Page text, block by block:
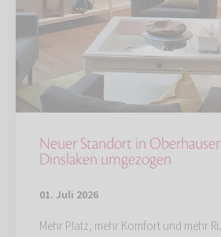
Neuer Standort in
Dinslaken umgezogen
01. Juli 2026
Mehr Platz, mehr Komfort und mehr